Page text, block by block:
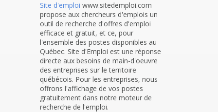
Site d'emploi www.sitedemploi.com
propose aux chercheurs d'emplois un
outil de recherche d'offres d'emploi
efficace et gratuit, et ce, pour
l'ensemble des postes disponibles au
Québec. Site d'Emploi est une réponse
directe aux besoins de main-d'oeuvre
des entreprises sur le territoire
québécois. Pour les entreprises, nous
offrons l'affichage de vos postes
gratuitement dans notre moteur de
recherche de l'emploi.